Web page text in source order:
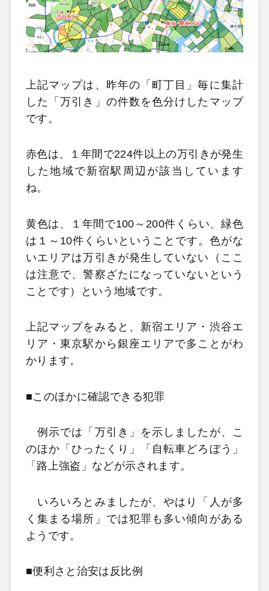
上記マップは、昨年の「町丁目」毎に集計
した「万引き」の件数を色分けしたマップ
です。
赤色は、１年間で224件以上の万引きが発生
した地域で新宿駅周辺が該当しています
ね。
黄色は、１年間で100～200件くらい、緑色
は１～10件くらいということです。色がな
いエリアは万引きが発生していない（ここ
は注意で、警察ざたになっていないという
ことです）という地域です。
上記マップをみると、新宿エリア・渋谷エ
リア・東京駅から銀座エリアで多ことがわ
かります。
■このほかに確認できる犯罪
例示では「万引き」を示しましたが、こ
のほか「ひったくり」「自転車どろぼう」
「路上強盗」などが示されます。
いろいろとみましたが、やはり「人が多
く集まる場所」では犯罪も多い傾向がある
ようです。
■便利さと治安は反比例